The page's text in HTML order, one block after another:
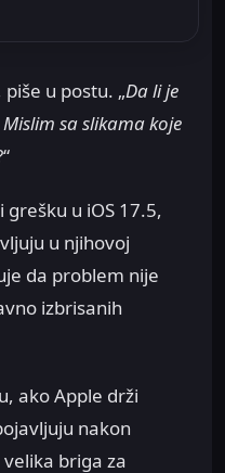
piše u postu. „Da li je
Mislim sa slikama koje
u iOS 17.5,
u njihovoj
da problem nije
izbrisanih
ako Apple drži
nakon
briga za